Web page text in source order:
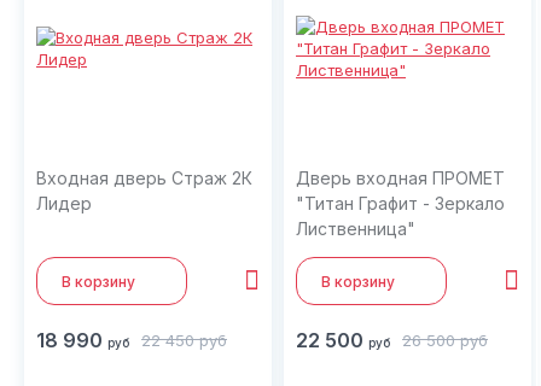
Входная дверь Страж 2К
Лидер
В корзину
18 990 руб 22 450 руб
Дверь входная ПРОМЕТ
"Титан Графит - Зеркало
Лиственница"
В корзину
22 500 руб 26 500 руб